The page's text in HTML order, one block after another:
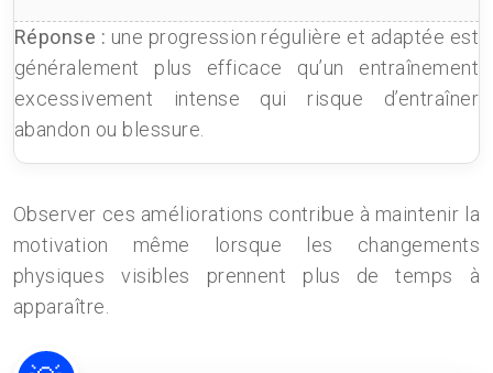
Réponse : une progression régulière et adaptée est
généralement plus efficace qu’un entraînement
excessivement intense qui risque d’entraîner
abandon ou blessure.
Observer ces améliorations contribue à maintenir la
motivation même lorsque les changements
physiques visibles prennent plus de temps à
apparaître.